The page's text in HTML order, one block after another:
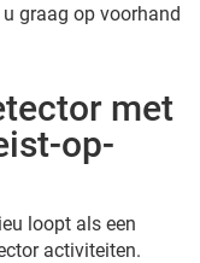
graag op voorhand
met
op-
loopt als een
activiteiten.